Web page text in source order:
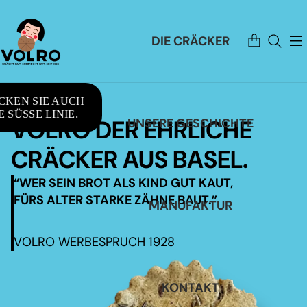
DIE CRÄCKER
UNSERE GESCHICHTE
MANUFAKTUR
KONTAKT
Artikel
im
Warenkorb
SIE AUCH
SÜSSE LINIE.
VOLRO DER EHRLICHE
CRÄCKER AUS BASEL.
“WER SEIN BROT ALS KIND GUT KAUT,
FÜRS ALTER STARKE ZÄHNE BAUT.”
VOLRO WERBESPRUCH 1928